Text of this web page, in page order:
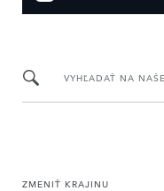
VYHĽADAŤ NA
ZMENIŤ KRAJINU